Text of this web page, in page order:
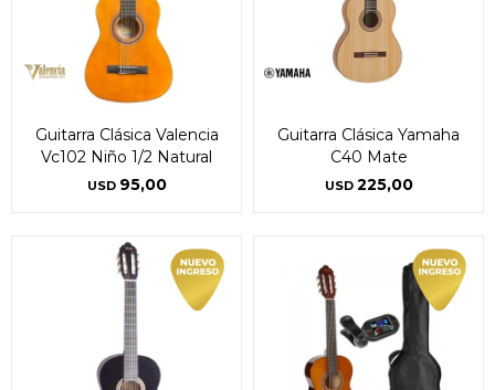
Guitarra Clásica Valencia
Vc102 Niño 1/2 Natural
USD 95,00
Guitarra Clásica Yamaha
C40 Mate
USD 225,00